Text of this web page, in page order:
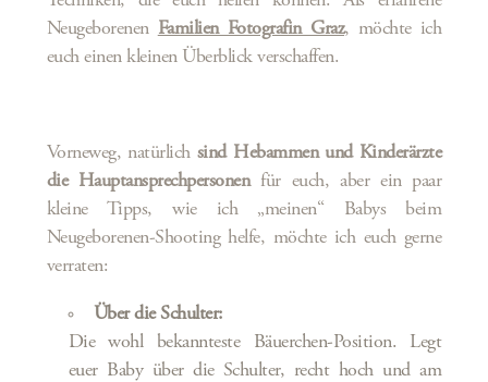
Neugeborenen Familien Fotografin Graz, möchte ich
euch einen kleinen Überblick verschaffen.
Vorneweg, natürlich sind Hebammen und Kinderärzte
die Hauptansprechpersonenfür euch, aber ein paar
kleine Tipps, wie ich „meinen“ Babys beim
Neugeborenen-Shooting helfe, möchte ich euch gerne
verraten:
Über die Schulter:
Die wohl bekannteste Bäuerchen-Position. Legt
euer Baby über die Schulter, recht hoch und am